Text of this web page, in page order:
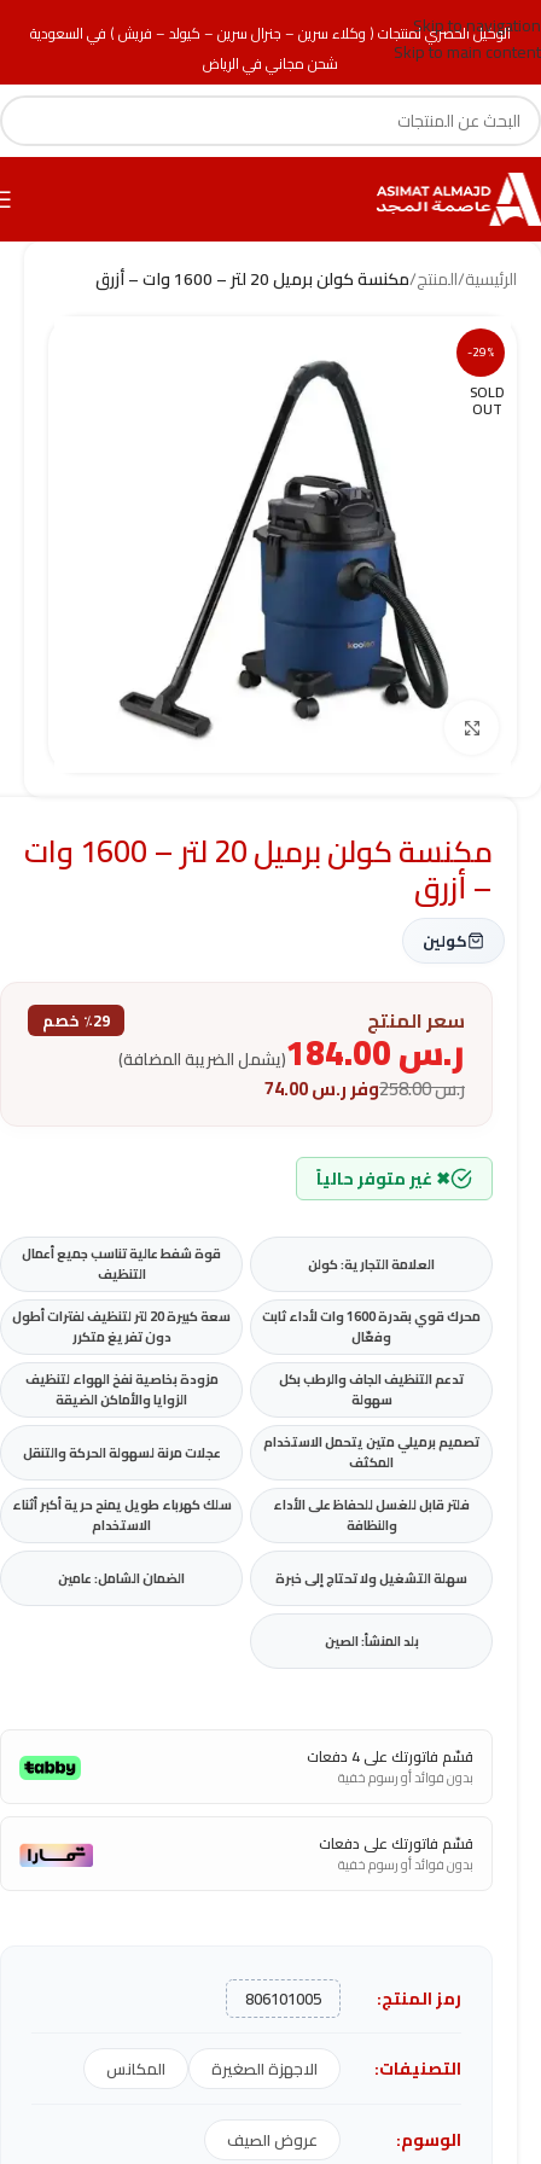
الوكيل الحصري لمنتجات ( وكلاء سرين – جنرال سرين – كيولد – فريش ) في السعودية
شحن مجاني في الرياض
Skip to navigation
Skip to main content
الرئيسية/المنتج/مكنسة كولن برميل 20 لتر – 1600 وات – أزرق
-29%
SOLD
OUT
مكنسة كولن برميل 20 لتر – 1600 وات
– أزرق
كولين
سعر المنتج ٪29 خصم
ر.س (يشمل الضريبة المضافة)
ر.س258.00 وفرر.س
✖ غير متوفر حالياً
العلامة التجارية: كولن
قوة شفط عالية تناسب جميع أعمال
التنظيف
محرك قوي بقدرة 1600 وات لأداء ثابت
وفعّال
سعة كبيرة 20 لتر لتنظيف لفترات أطول
دون تفريغ متكرر
تدعم التنظيف الجاف والرطب بكل
سهولة
مزودة بخاصية نفخ الهواء لتنظيف
الزوايا والأماكن الضيقة
تصميم برميلي متين يتحمل الاستخدام
المكثف
عجلات مرنة لسهولة الحركة والتنقل
فلتر قابل للغسل للحفاظ على الأداء
والنظافة
سلك كهرباء طويل يمنح حرية أكبر أثناء
الاستخدام
سهلة التشغيل ولا تحتاج إلى خبرة الضمان الشامل: عامين
بلد المنشأ: الصين
قسّم فاتورتك على 4 دفعات
بدون فوائد أو رسوم خفية
قسّم فاتورتك على دفعات
بدون فوائد أو رسوم خفية
رمز المنتج: 806101005
التصنيفات: الاجهزة الصغيرة المكانس
الوسوم: عروض الصيف